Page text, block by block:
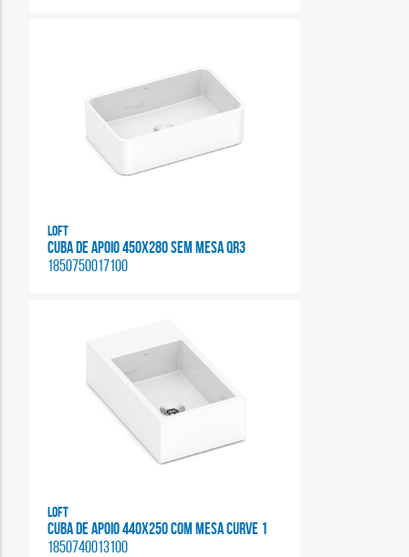
Loft
CUBA DE APOIO 450X280 SEM MESA QR3
1850750017100
Loft
CUBA DE APOIO 440X250 COM MESA CURVE 1
1850740013100